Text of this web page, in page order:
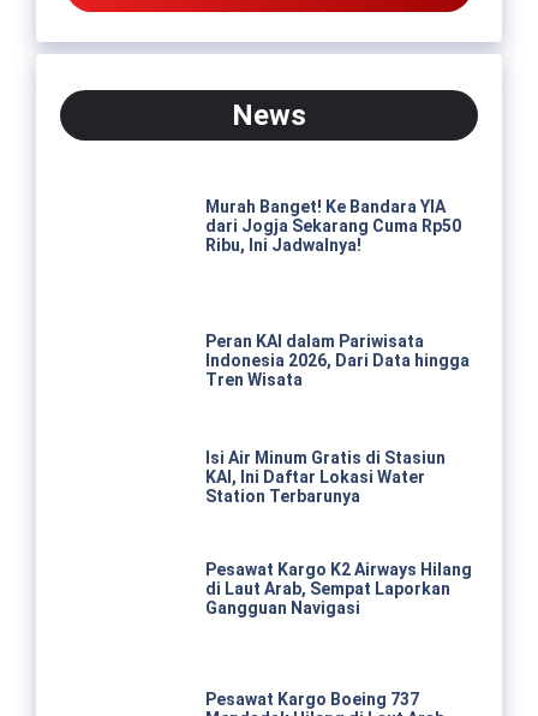
News
Murah Banget! Ke Bandara YIA
dari Jogja Sekarang Cuma Rp50
Ribu, Ini Jadwalnya!
Peran KAI dalam Pariwisata
Indonesia 2026, Dari Data hingga
Tren Wisata
Isi Air Minum Gratis di Stasiun
KAI, Ini Daftar Lokasi Water
Station Terbarunya
Pesawat Kargo K2 Airways Hilang
di Laut Arab, Sempat Laporkan
Gangguan Navigasi
Pesawat Kargo Boeing 737